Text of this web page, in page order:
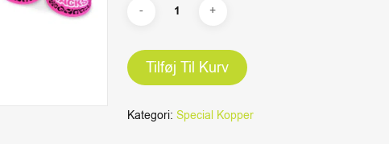
Tilføj Til Kurv
Kategori: Special Kopper